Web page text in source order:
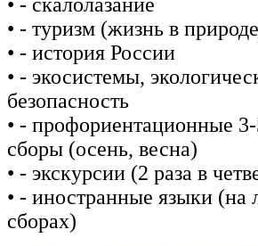
• - туризм (жизнь в
• - история России
• - экосистемы,
безопасность
• - профориентационные
сборы (осень, весна)
• - экскурсии (2 раза в
• - иностранные языки (на
сборах)